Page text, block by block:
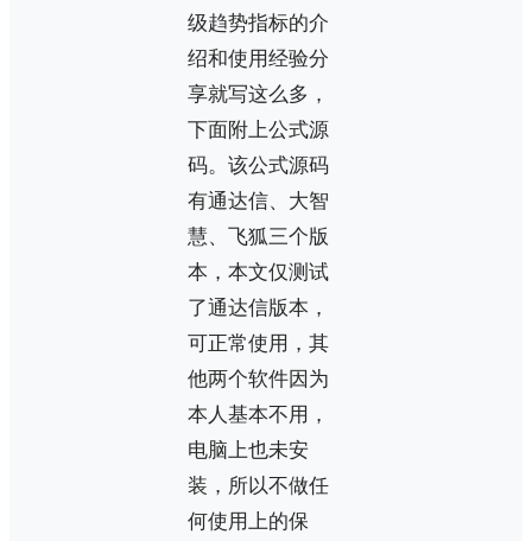
级趋势指标的介
绍和使用经验分
享就写这么多，
下面附上公式源
码。该公式源码
有通达信、大智
慧、飞狐三个版
本，本文仅测试
了通达信版本，
可正常使用，其
他两个软件因为
本人基本不用，
电脑上也未安
装，所以不做任
何使用上的保